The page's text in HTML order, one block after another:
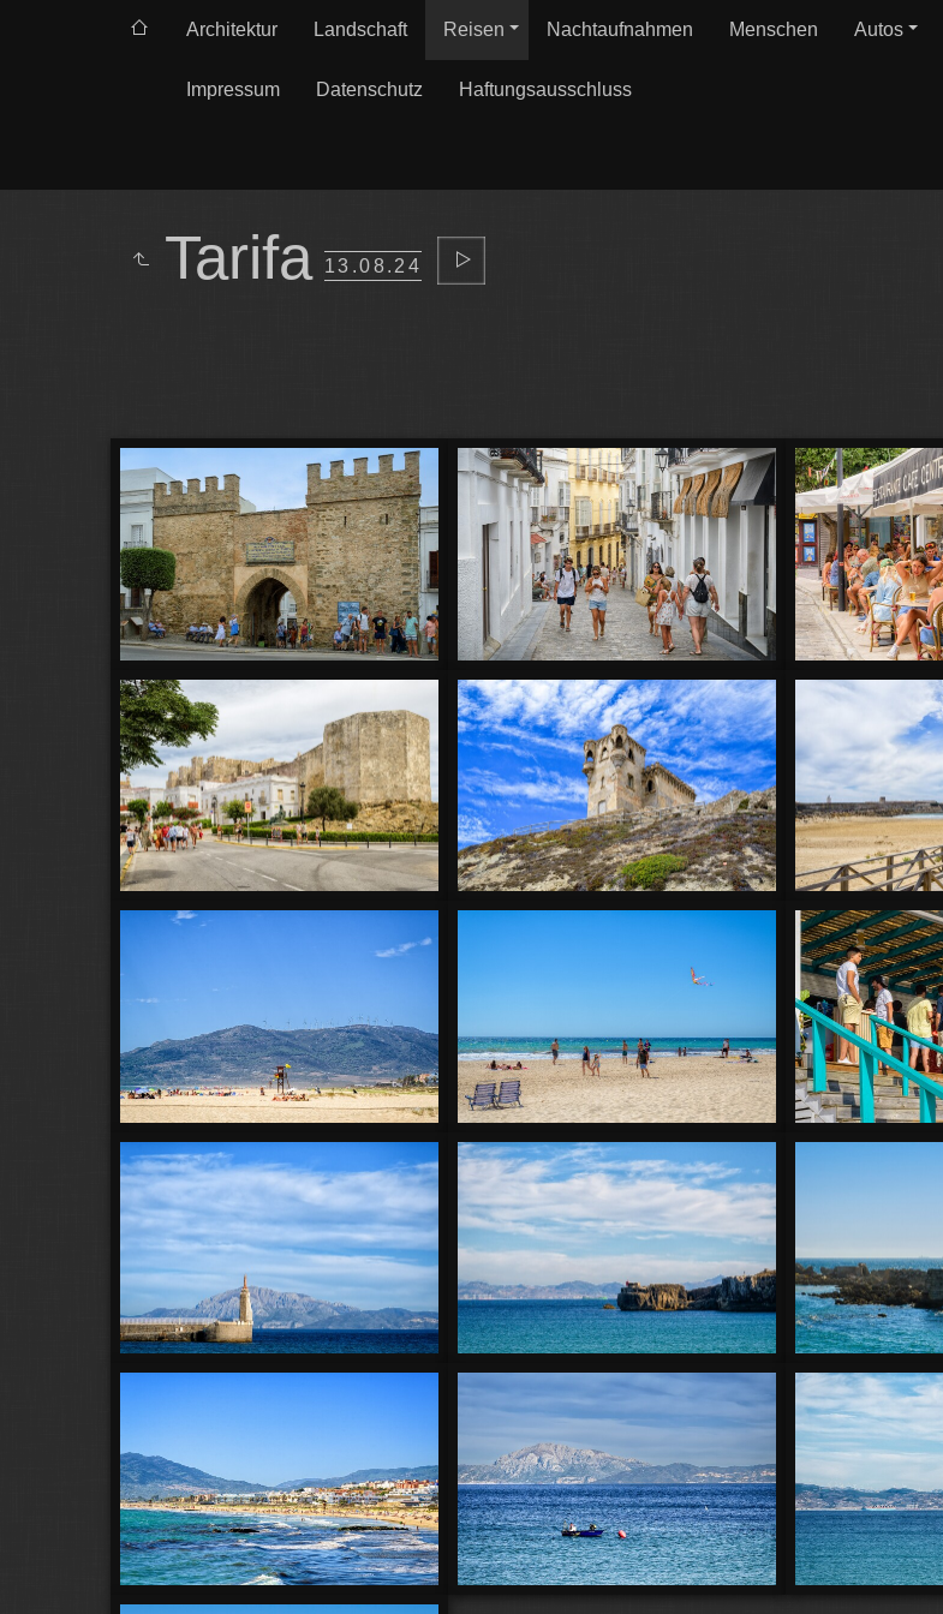
Architektur Landschaft Reisen Nachtaufnahmen Menschen Autos
Impressum Datenschutz Haftungsausschluss
Tarifa 13.08.24